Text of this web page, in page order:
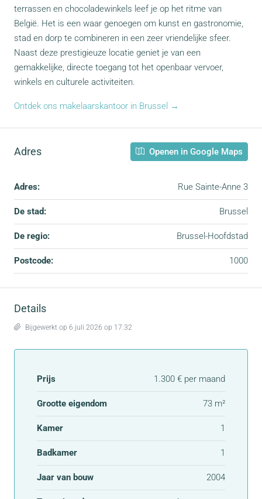
terrassen en chocoladewinkels leef je op het ritme van
België. Het is een waar genoegen om kunst en gastronomie,
stad en dorp te combineren in een zeer vriendelijke sfeer.
Naast deze prestigieuze locatie geniet je van een
gemakkelijke, directe toegang tot het openbaar vervoer,
winkels en culturele activiteiten.
Ontdek ons makelaarskantoor in Brussel →
Adres Openen in Google Maps
Adres: Rue Sainte-Anne 3
De stad: Brussel
De regio: Brussel-Hoofdstad
Postcode: 1000
Details
Bijgewerkt op 6 juli 2026 op 17:32
Prijs 1.300 € per maand
Grootte eigendom 73 m²
Kamer 1
Badkamer 1
Jaar van bouw 2004